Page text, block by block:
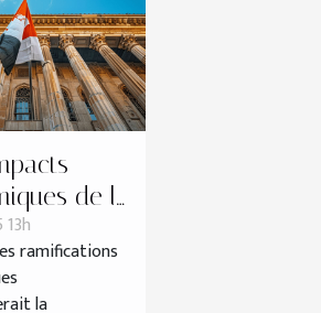
de la
de la
dans une
financière
ramifications
la